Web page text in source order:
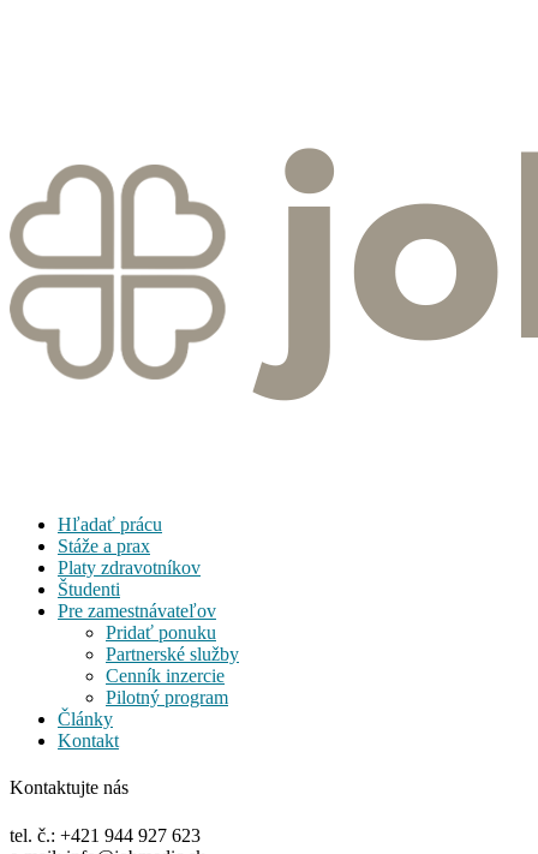
Hľadať prácu
Stáže a prax
Platy zdravotníkov
Študenti
Pre zamestnávateľov
Pridať ponuku
Partnerské služby
Cenník inzercie
Pilotný program
Články
Kontakt
Kontaktujte nás
tel. č.: +421 944 927 623